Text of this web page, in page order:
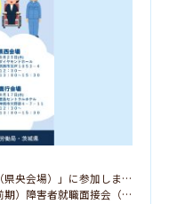
「令和7年度（前期）障害者就職面接会（県央会場）」に参加します！！
９月１６日（火）開催の「令和7年度（前期）障害者就職面接会（県央会場）」に参加します！ 「人事担当者 […]